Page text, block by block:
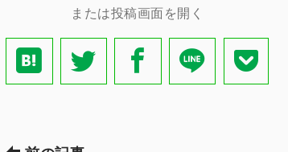
または投稿画面を開く